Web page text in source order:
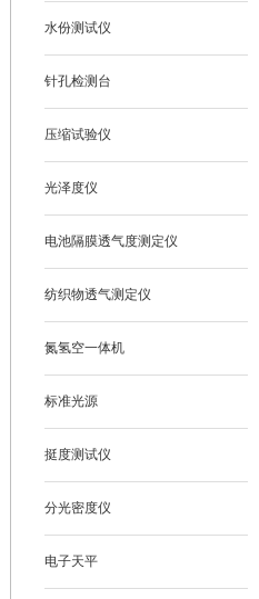
水份测试仪
针孔检测台
压缩试验仪
光泽度仪
电池隔膜透气度测定仪
纺织物透气测定仪
氮氢空一体机
标准光源
挺度测试仪
分光密度仪
电子天平